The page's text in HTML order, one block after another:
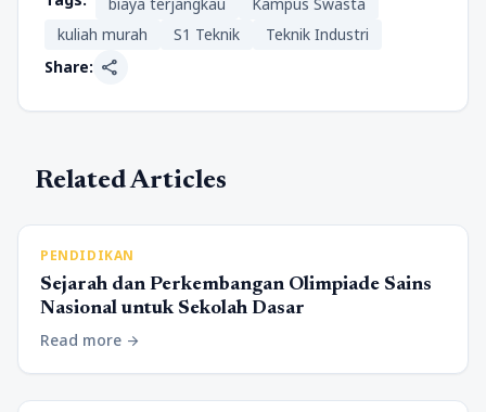
kuliah murah
S1 Teknik
Teknik Industri
Share: share
Related Articles
PENDIDIKAN
Sejarah dan Perkembangan Olimpiade Sains
Nasional untuk Sekolah Dasar
Read more arrow_forward